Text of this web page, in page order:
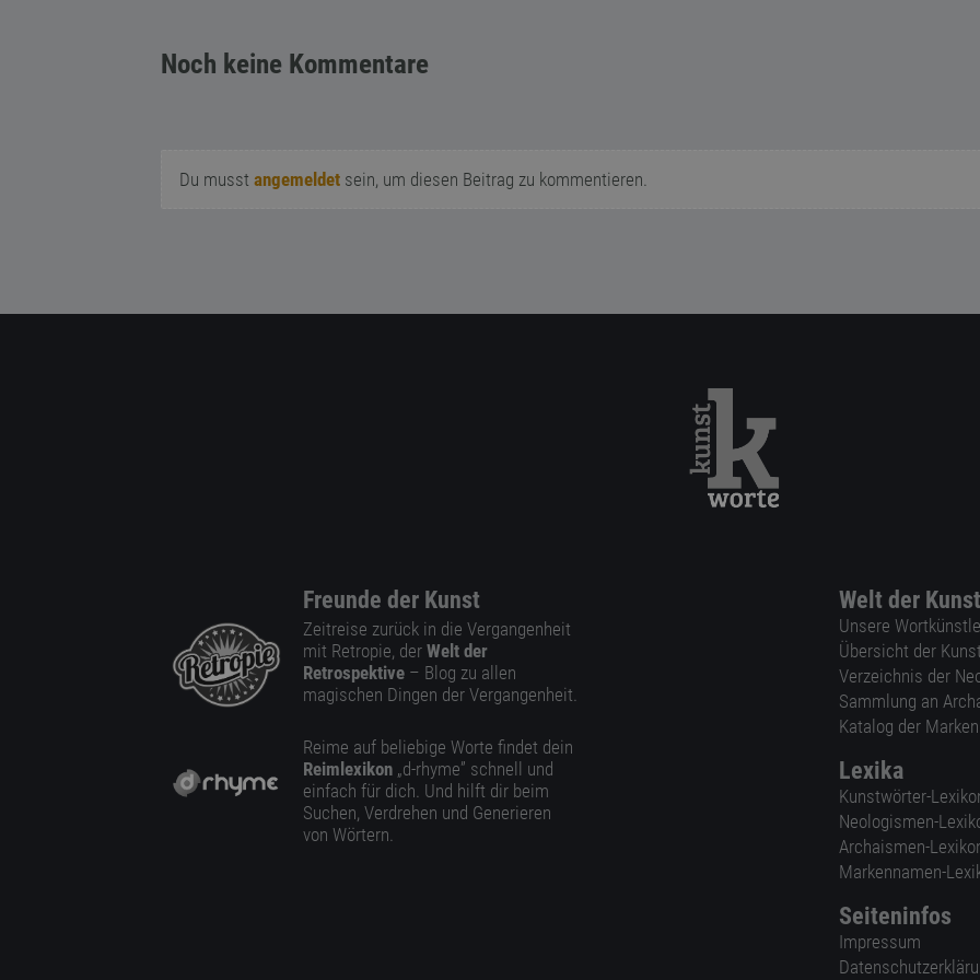
Noch keine Kommentare
Du musst angemeldet sein, um diesen Beitrag zu kommentieren.
Freunde der Kunst
Zeitreise zurück in die Vergangenheit
mit Retropie, der Welt der
Retrospektive – Blog zu allen
magischen Dingen der Vergangenheit.
Reime auf beliebige Worte findet dein
Reimlexikon „d-rhyme” schnell und
einfach für dich. Und hilft dir beim
Suchen, Verdrehen und Generieren
von Wörtern.
Welt der
Unsere
Übersicht der
Verzeichnis der
Sammlung an
Katalog der
Lexika
Kunstwörter-
Neologismen-
Archaismen-
Markennamen-
Seiteninfos
Impressum